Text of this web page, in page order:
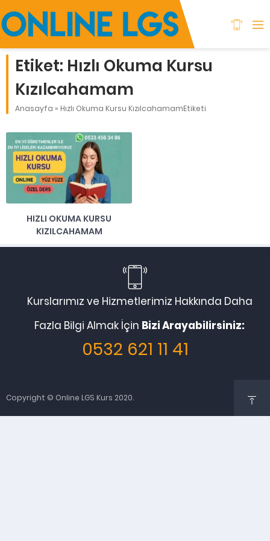
Etiket: Hızlı Okuma Kursu
Kızılcahamam
Anasayfa » Hızlı Okuma Kursu KızılcahamamEtiketi
HIZLI OKUMA KURSU
KIZILCAHAMAM
Kurslarımız ve Hizmetlerimiz Hakkında Daha
Fazla Bilgi Almak İçin Bizi Arayabilirsiniz:
0532 621 11 41
Copyright © Online LGS Kurs 2020.